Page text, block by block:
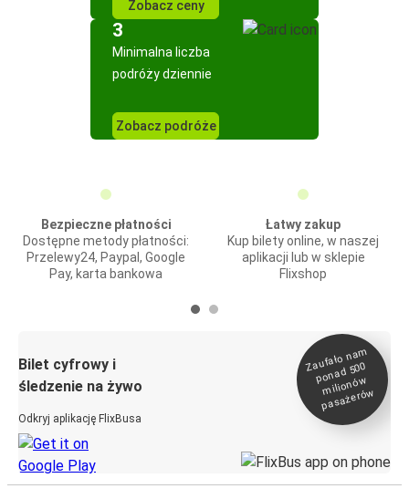
Zobacz ceny
3
Minimalna liczba
podróży dziennie
Zobacz podróże
Bezpieczne płatności
Dostępne metody płatności:
Przelewy24, Paypal, Google
Pay, karta bankowa
Łatwy zakup
Kup bilety online, w naszej
aplikacji lub w sklepie
Flixshop
Bilet cyfrowy i
śledzenie na żywo
Odkryj aplikację FlixBusa
Zaufało na
m
ponad 500
milionó
w
pasażeró
w